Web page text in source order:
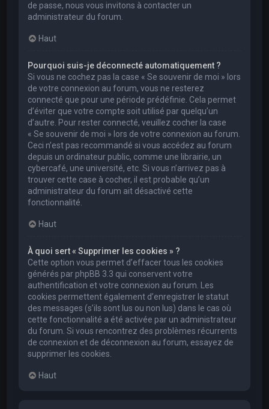
de passe, nous vous invitons à contacter un
administrateur du forum.
Haut
Pourquoi suis-je déconnecté automatiquement ?
Si vous ne cochez pas la case « Se souvenir de moi » lors
de votre connexion au forum, vous ne resterez
connecté que pour une période prédéfinie. Cela permet
d’éviter que votre compte soit utilisé par quelqu’un
d’autre. Pour rester connecté, veuillez cocher la case
« Se souvenir de moi » lors de votre connexion au forum.
Ceci n’est pas recommandé si vous accédez au forum
depuis un ordinateur public, comme une librairie, un
cybercafé, une université, etc. Si vous n’arrivez pas à
trouver cette case à cocher, il est probable qu’un
administrateur du forum ait désactivé cette
fonctionnalité.
Haut
À quoi sert « Supprimer les cookies » ?
Cette option vous permet d’effacer tous les cookies
générés par phpBB 3.3 qui conservent votre
authentification et votre connexion au forum. Les
cookies permettent également d’enregistrer le statut
des messages (s’ils sont lus ou non lus) dans le cas où
cette fonctionnalité a été activée par un administrateur
du forum. Si vous rencontrez des problèmes récurrents
de connexion et de déconnexion au forum, essayez de
supprimer les cookies.
Haut